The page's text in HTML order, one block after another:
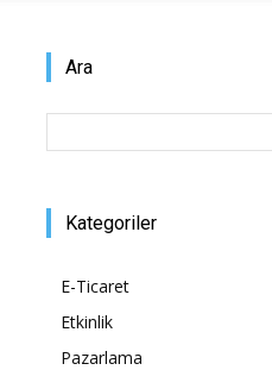
Ara
Kategoriler
E-Ticaret
Etkinlik
Pazarlama